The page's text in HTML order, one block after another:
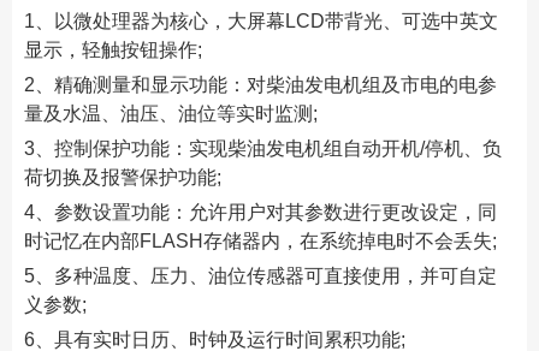
1、以微处理器为核心，大屏幕LCD带背光、可选中英文
显示，轻触按钮操作;
2、精确测量和显示功能：对柴油发电机组及市电的电参
量及水温、油压、油位等实时监测;
3、控制保护功能：实现柴油发电机组自动开机/停机、负
荷切换及报警保护功能;
4、参数设置功能：允许用户对其参数进行更改设定，同
时记忆在内部FLASH存储器内，在系统掉电时不会丢失;
5、多种温度、压力、油位传感器可直接使用，并可自定
义参数;
6、具有实时日历、时钟及运行时间累积功能;